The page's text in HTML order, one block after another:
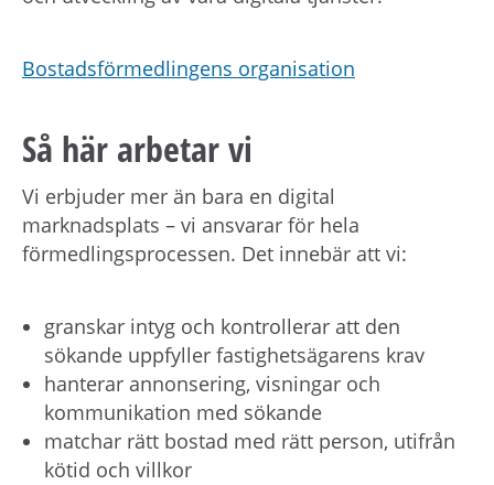
Bostadsförmedlingens organisation
Så här arbetar vi
Vi erbjuder mer än bara en digital
marknadsplats – vi ansvarar för hela
förmedlingsprocessen. Det innebär att vi:
granskar intyg och kontrollerar att den
sökande uppfyller fastighetsägarens krav
hanterar annonsering, visningar och
kommunikation med sökande
matchar rätt bostad med rätt person, utifrån
kötid och villkor